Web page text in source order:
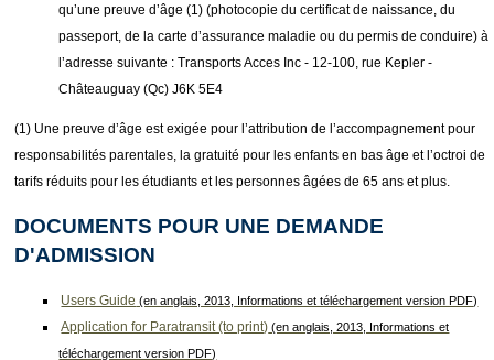
qu’une preuve d’âge (1) (photocopie du certificat de naissance, du
passeport, de la carte d’assurance maladie ou du permis de conduire) à
l’adresse suivante : Transports Acces Inc - 12-100, rue Kepler -
Châteauguay (Qc) J6K 5E4
(1) Une preuve d’âge est exigée pour l’attribution de l’accompagnement pour
responsabilités parentales, la gratuité pour les enfants en bas âge et l’octroi de
tarifs réduits pour les étudiants et les personnes âgées de 65 ans et plus.
DOCUMENTS POUR UNE DEMANDE
D'ADMISSION
Users Guide (en anglais, 2013, Informations et téléchargement version PDF)
Application for Paratransit (to print) (en anglais, 2013, Informations et
téléchargement version PDF)